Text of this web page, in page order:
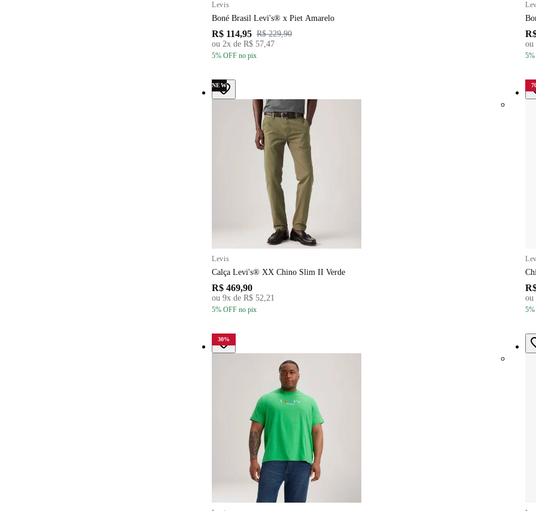
Levis
Boné Brasil Levi's® x Piet Amarelo
R$ 114,95 R$ 229,90
ou 2x de R$ 57,47
5% OFF no pix
ou
5
NEW
Levis
Calça Levi's® XX Chino Slim II Verde
R$ 469,90
ou 9x de R$ 52,21
5% OFF no pix
ou
5
30%